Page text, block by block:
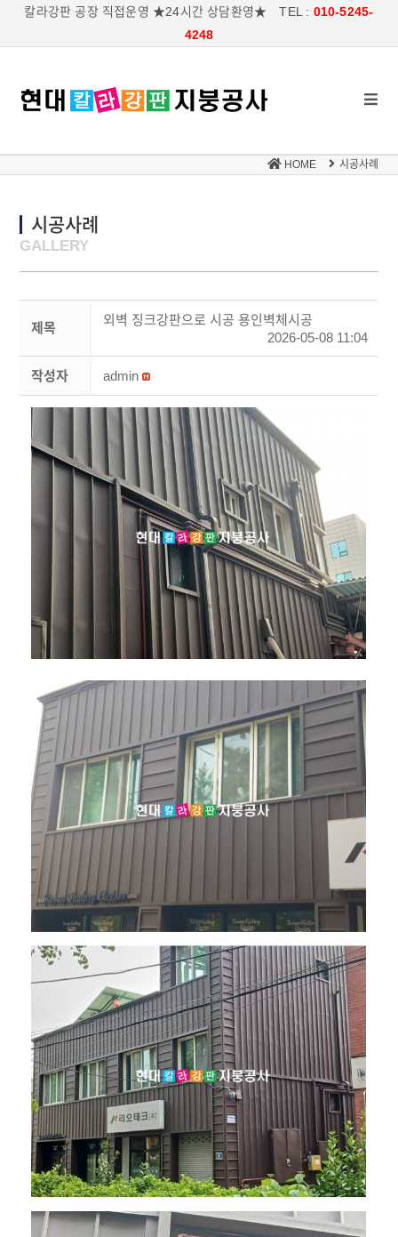
칼라강판 공장 직접운영 ★24시간 상담환영★ TEL : 010-5245-
4248
HOME 시공사례
시공사례
GALLERY
제목
외벽 징크강판으로 시공 용인벽체시공
2026-05-08 11:04
작성자 admin